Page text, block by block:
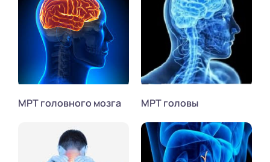
МРТ головного мозга МРТ головы